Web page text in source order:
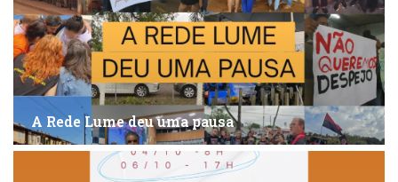
A Rede Lume deu uma pausa